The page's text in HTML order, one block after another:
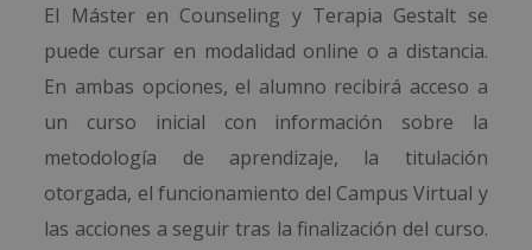
El Máster en Counseling y Terapia Gestalt se
puede cursar en modalidad online o a distancia.
En ambas opciones, el alumno recibirá acceso a
un curso inicial con información sobre la
metodología de aprendizaje, la titulación
otorgada, el funcionamiento del Campus Virtual y
las acciones a seguir tras la finalización del curso.